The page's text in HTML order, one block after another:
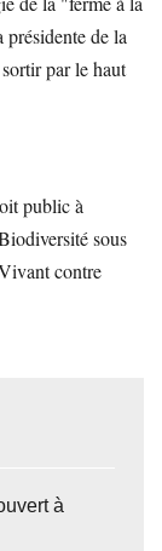
de la
par le haut
public à
sous
contre
à